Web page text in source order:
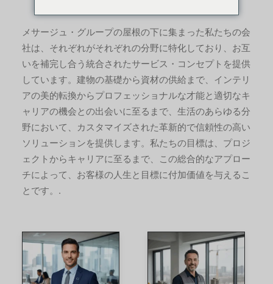
メサージュ・グループの屋根の下に集まった私たちの会
社は、それぞれがそれぞれの分野に特化しており、お互
いを補完し合う統合されたサービス・コンセプトを提供
しています。建物の基礎から資材の供給まで、インテリ
アの美的転換からプロフェッショナルな才能と適切なキ
ャリアの機会との出会いに至るまで、生活のあらゆる分
野において、カスタマイズされた革新的で信頼性の高い
ソリューションを提供します。私たちの目標は、プロジ
ェクトからキャリアに至るまで、この総合的なアプロー
チによって、お客様の人生と目標に付加価値を与えるこ
とです。.